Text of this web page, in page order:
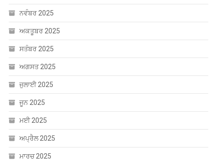
ਨਵੰਬਰ 2025
ਅਕਤੂਬਰ 2025
ਸਤੰਬਰ 2025
ਅਗਸਤ 2025
ਜੁਲਾਈ 2025
ਜੂਨ 2025
ਮਈ 2025
ਅਪ੍ਰੈਲ 2025
ਮਾਰਚ 2025